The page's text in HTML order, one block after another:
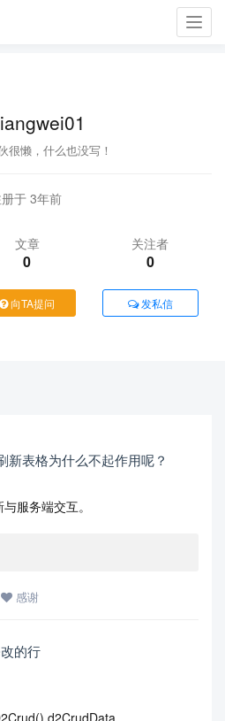
很懒，什么也没写！
于 3年前
文章
0
关注者
0
向TA提问 发私信
新表格为什么不起作用呢？
服务端交互。
感谢
的行